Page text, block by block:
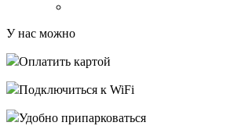
У нас можно
Оплатить картой
Подключиться к WiFi
Удобно припарковаться